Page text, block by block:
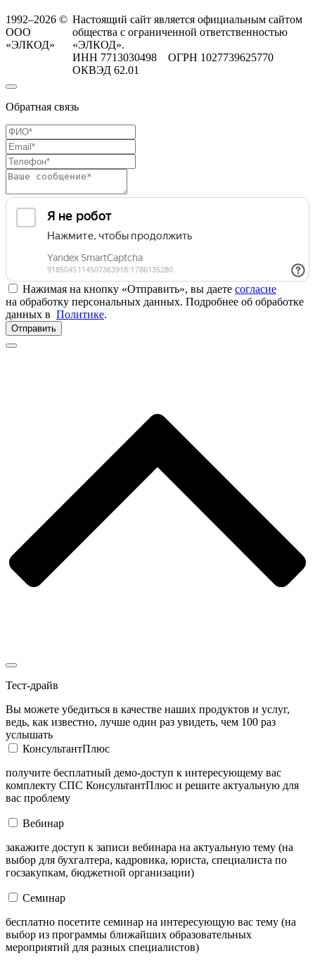
1992–2026 ©
ООО
«ЭЛКОД»
Настоящий сайт является официальным сайтом
общества с ограниченной ответственностью
«ЭЛКОД».
ИНН 7713030498 ОГРН 1027739625770
ОКВЭД 62.01
Обратная связь
Нажимая на кнопку «Отправить», вы даете согласие
на обработку персональных данных. Подробнее об обработке
данных в Политике.
Отправить
Тест-драйв
Вы можете убедиться в качестве наших продуктов и услуг,
ведь, как известно, лучше один раз увидеть, чем 100 раз
услышать
КонсультантПлюс
получите бесплатный демо-доступ к интересующему вас
комплекту СПС КонсультантПлюс и решите актуальную для
вас проблему
Вебинар
закажите доступ к записи вебинара на актуальную тему (на
выбор для бухгалтера, кадровика, юриста, специалиста по
госзакупкам, бюджетной организации)
Семинар
бесплатно посетите семинар на интересующую вас тему (на
выбор из программы ближайших образовательных
мероприятий для разных специалистов)